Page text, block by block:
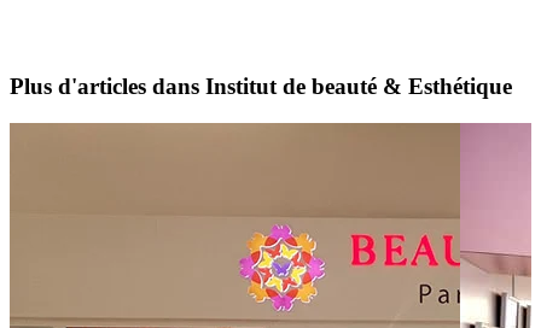
Plus d'articles dans Institut de beauté & Esthétique